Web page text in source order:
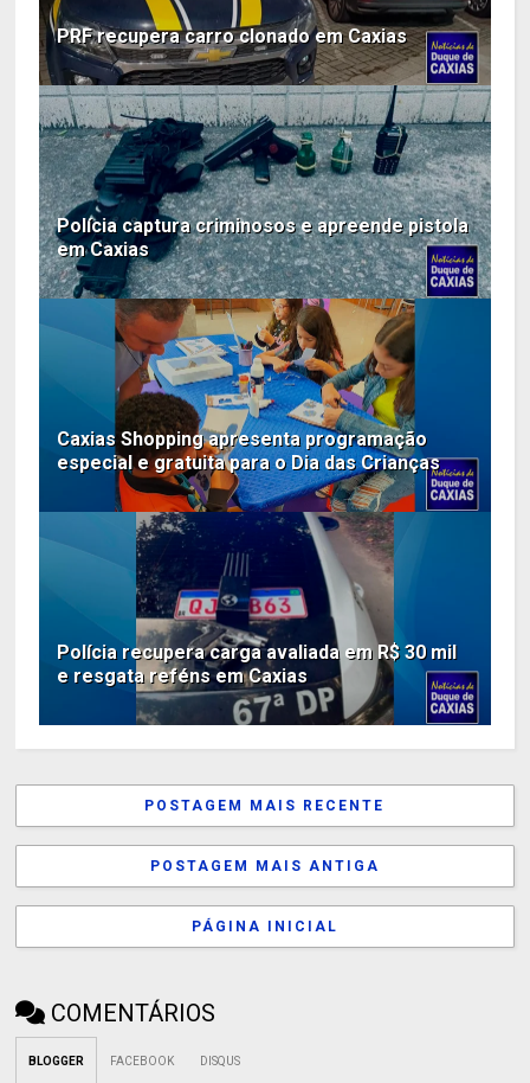
PRF recupera carro clonado em Caxias
Polícia captura criminosos e apreende pistola
em Caxias
Caxias Shopping apresenta programação
especial e gratuita para o Dia das Crianças
Polícia recupera carga avaliada em R$ 30 mil
e resgata reféns em Caxias
POSTAGEM MAIS RECENTE
POSTAGEM MAIS ANTIGA
PÁGINA INICIAL
COMENTÁRIOS
BLOGGER FACEBOOK DISQUS